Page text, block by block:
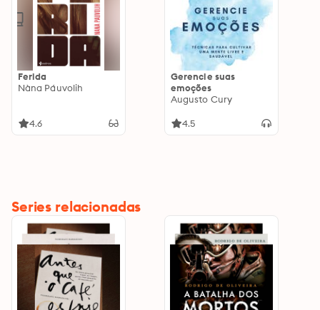
Ferida
Nàna Páuvolih
4.6
Gerencie suas
emoções
Augusto Cury
4.5
Series relacionadas